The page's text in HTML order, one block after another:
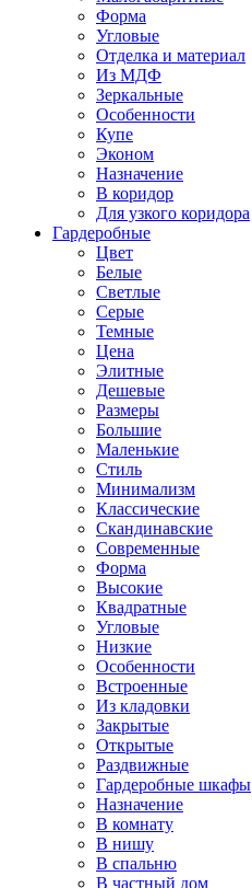
Форма
Угловые
Отделка и материал
Из МДФ
Зеркальные
Особенности
Купе
Эконом
Назначение
В коридор
Для узкого коридора
Гардеробные
Цвет
Белые
Светлые
Серые
Темные
Цена
Элитные
Дешевые
Размеры
Большие
Маленькие
Стиль
Минимализм
Классические
Скандинавские
Современные
Форма
Высокие
Квадратные
Угловые
Низкие
Особенности
Встроенные
Из кладовки
Закрытые
Открытые
Раздвижные
Гардеробные шкафы
Назначение
В комнату
В нишу
В спальню
В частный дом